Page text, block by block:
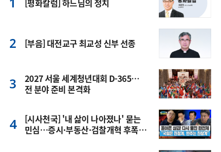
[평화칼럼] 하느님의 정치
[부음] 대전교구 최교성 신부 선종
2027 서울 세계청년대회 D-365…
전 분야 준비 본격화
[시사천국] '내 삶이 나아졌나' 묻는
민심…증시·부동산·검찰개혁 후폭